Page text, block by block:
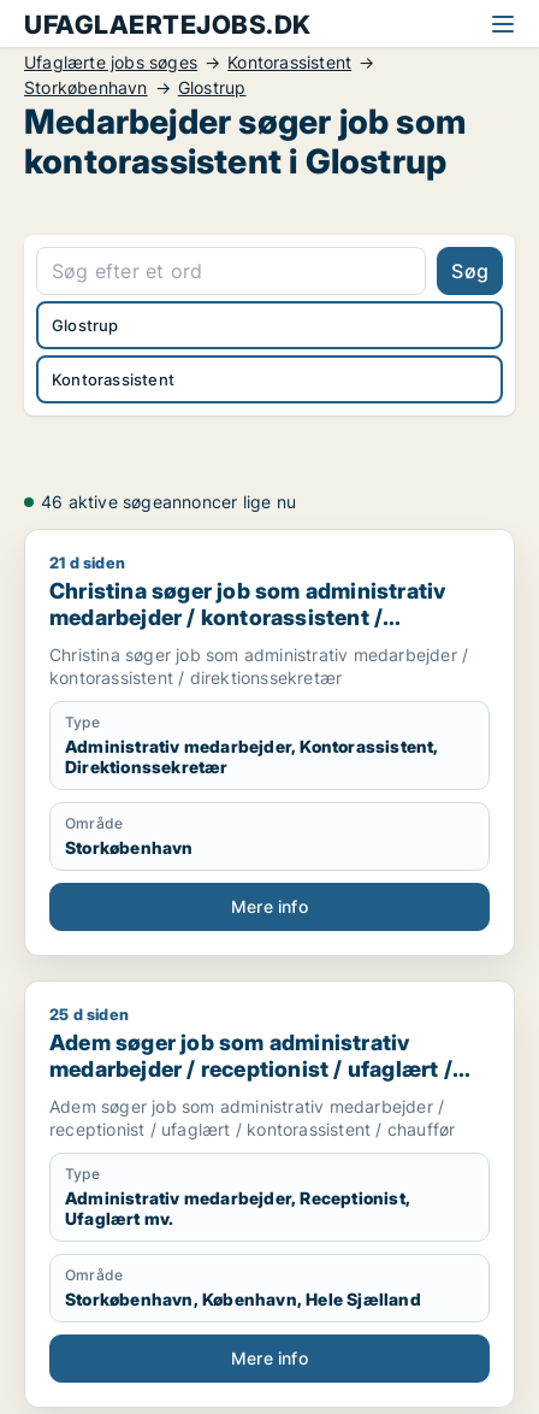
UFAGLAERTEJOBS.DK
Ufaglærte jobs søges
Kontorassistent
Storkøbenhavn
Glostrup
Medarbejder søger job som
kontorassistent i Glostrup
Søg
Kontorassistent
Glostrup
46 aktive søgeannoncer lige nu
Christina søger job som administrativ medarbejder /
21 d siden
Christina søger job som administrativ
medarbejder / kontorassistent /
direktionssekretær
Christina søger job som administrativ medarbejder /
kontorassistent / direktionssekretær
Type
Administrativ medarbejder, Kontorassistent,
Direktionssekretær
Område
Storkøbenhavn
Mere info
Adem søger job som administrativ medarbejder /
25 d siden
Adem søger job som administrativ
medarbejder / receptionist / ufaglært /
kontorassistent / chauffør
Adem søger job som administrativ medarbejder /
receptionist / ufaglært / kontorassistent / chauffør
Type
Administrativ medarbejder, Receptionist,
Ufaglært mv.
Område
Storkøbenhavn, København, Hele Sjælland
Mere info